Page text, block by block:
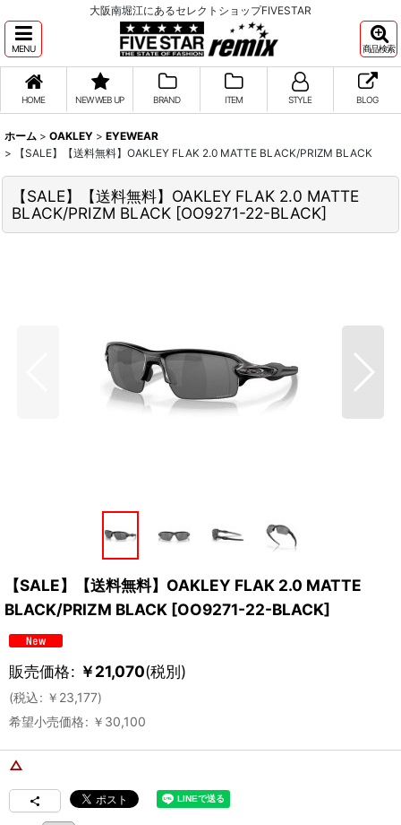
大阪南堀江にあるセレクトショップFIVESTAR
MENU 商品検索
HOME NEW WEB UP BRAND ITEM STYLE BLOG
ホーム > OAKLEY > EYEWEAR
>
【SALE】【送料無料】OAKLEY FLAK 2.0 MATTE BLACK/PRIZM BLACK
【SALE】【送料無料】OAKLEY FLAK 2.0 MATTE
BLACK/PRIZM BLACK [OO9271-22-BLACK]
【SALE】【送料無料】OAKLEY FLAK 2.0 MATTE
BLACK/PRIZM BLACK [OO9271-22-BLACK]
販売価格: ￥21,070(税別)
(税込: ￥ 23,177)
希望小売価格: ￥ 30,100
△